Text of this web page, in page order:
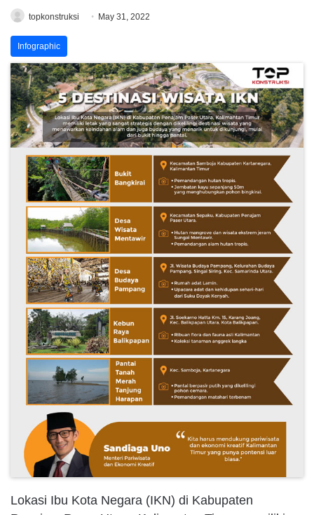
topkonstruksi May 31, 2022
Infographic
Lokasi Ibu Kota Negara (IKN) di Kabupaten